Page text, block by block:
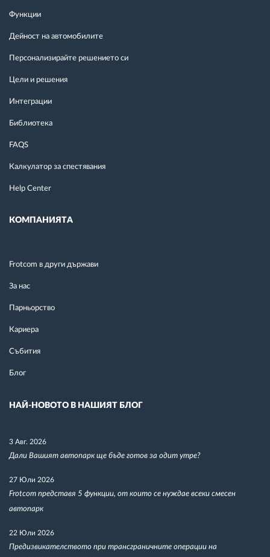
Функции
Дейност на автомобилите
Персонализирайте решението си
Цели и решения
Интеграции
Библиотека
FAQS
Калкулатор за спестявания
Help Center
КОМПАНИЯТА
Frotcom в други държави
За нас
Парньорство
Кариера
Събития
Блог
НАЙ-НОВОТО В НАШИЯТ БЛОГ
3 Авг. 2026
Дали Вашият автопарк ще бъде готов за одит утре?
27 Юли 2026
Frotcom представя 5 функции, от които се нуждае всеки смесен
автопарк
22 Юли 2026
Предизвикателството при трансграничните операции на